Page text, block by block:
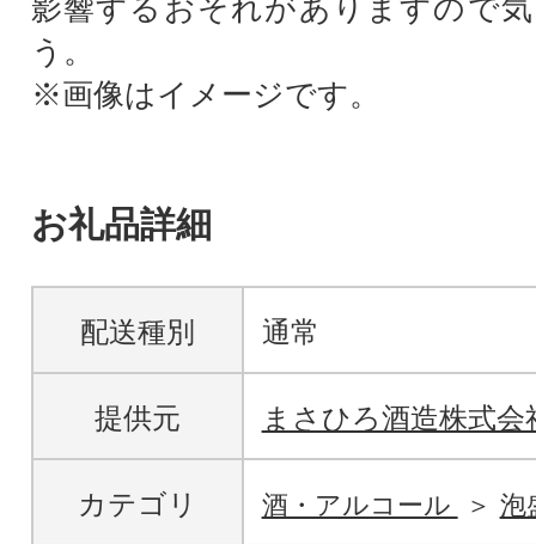
影響するおそれがありますので
う。
※画像はイメージです。
お礼品詳細
配送種別 通常
提供元 まさひろ酒造株式会
カテゴリ 酒・アルコール 泡